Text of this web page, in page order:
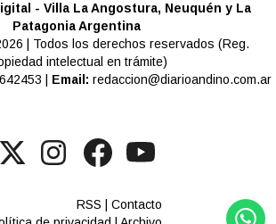
- Villa La Angostura, Neuquén y La
Patagonia Argentina
| Todos los derechos reservados (Reg.
intelectual en trámite)
| Email: redaccion@diarioandino.com.ar
RSS |Contacto